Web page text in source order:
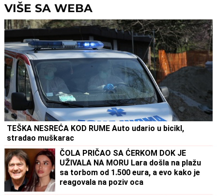
VIŠE SA WEBA
TEŠKA NESREĆA KOD RUME Auto udario u bicikl,
stradao muškarac
ČOLA PRIČAO SA ĆERKOM DOK JE
UŽIVALA NA MORU Lara došla na plažu
sa torbom od 1.500 eura, a evo kako je
reagovala na poziv oca